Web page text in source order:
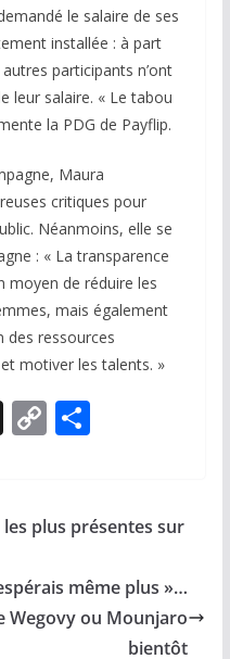
le salaire de ses
installée : à part
participants n’ont
leur salaire. « Le tabou
la PDG de Payflip.
Maura
critiques pour
Néanmoins, elle se
: « La transparence
moyen de réduire les
mais également
des ressources
motiver les talents. »
X C
y
n
k
P
g
plus présentes sur
même plus »…
Wegovy ou Mounjaro
bientôt